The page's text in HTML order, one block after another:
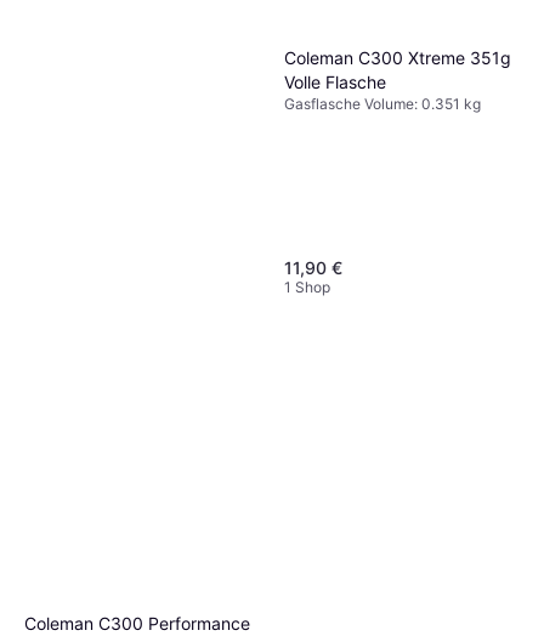
Coleman C300 Xtreme 351g
Volle Flasche
Gasflasche Volume: 0.351 kg
11,90 €
1 Shop
Coleman C300 Performance